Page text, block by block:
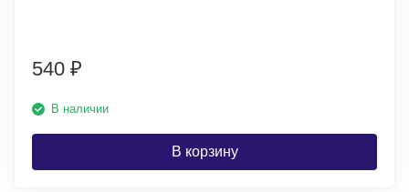
540 ₽
В наличии
В корзину